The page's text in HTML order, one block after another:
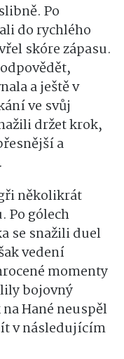
Po
do rychlého
skóre zápasu.
a ještě v
ve svůj
držet krok,
a
několikrát
Po gólech
se snažili duel
vedení
momenty
bojovný
Hané neuspěl
v následujícím